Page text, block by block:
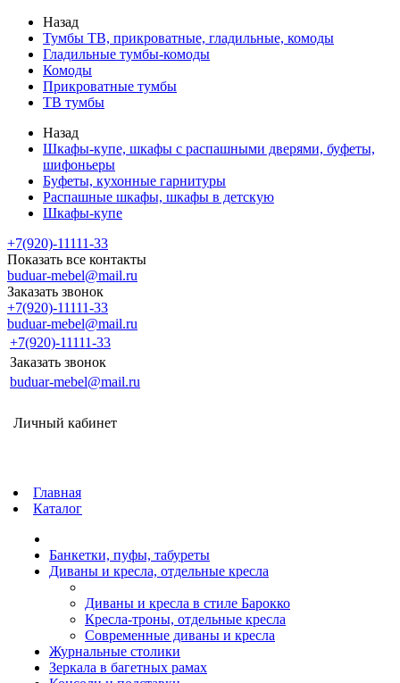
Назад
Тумбы ТВ, прикроватные, гладильные, комоды
Гладильные тумбы-комоды
Комоды
Прикроватные тумбы
ТВ тумбы
Назад
Шкафы-купе, шкафы с распашными дверями, буфеты,
шифоньеры
Буфеты, кухонные гарнитуры
Распашные шкафы, шкафы в детскую
Шкафы-купе
+7(920)-11111-33
Показать все контакты
buduar-mebel@mail.ru
Заказать звонок
+7(920)-11111-33
buduar-mebel@mail.ru
+7(920)-11111-33
Заказать звонок
buduar-mebel@mail.ru
Личный кабинет
Главная
Каталог
Банкетки, пуфы, табуреты
Диваны и кресла, отдельные кресла
Диваны и кресла в стиле Барокко
Кресла-троны, отдельные кресла
Современные диваны и кресла
Журнальные столики
Зеркала в багетных рамах